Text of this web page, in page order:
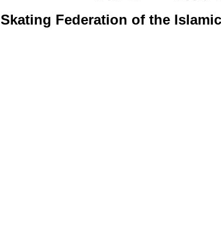
Skating Federation of the